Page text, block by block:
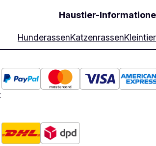
Haustier-
HunderassenKatzenrassen